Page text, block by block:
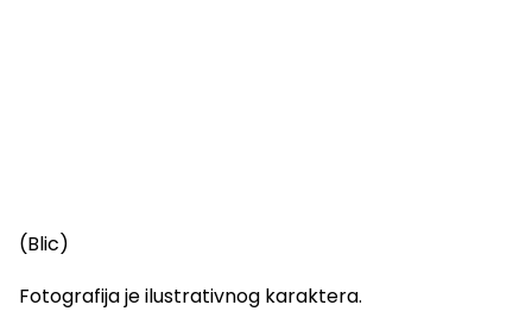
(Blic)
Fotografija je ilustrativnog karaktera.